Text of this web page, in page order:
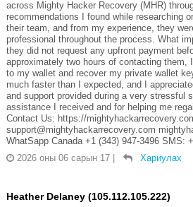
across Mighty Hacker Recovery (MHR)
recommendations I found while researching
their team, and from my experience, they
professional throughout the process. What
they did not request any upfront payment
approximately two hours of contacting them,
to my wallet and recover my private wallet
much faster than I expected, and I
and support provided during a very stressful
assistance I received and for helping me
Contact Us: https://
support@mightyhackarrecovery.com
WhatSapp Canada +1 (343) 947-3496 SMS:
2026 оны 06 сарын 17 | Хариулах
Heather Delaney (105.112.105.222)